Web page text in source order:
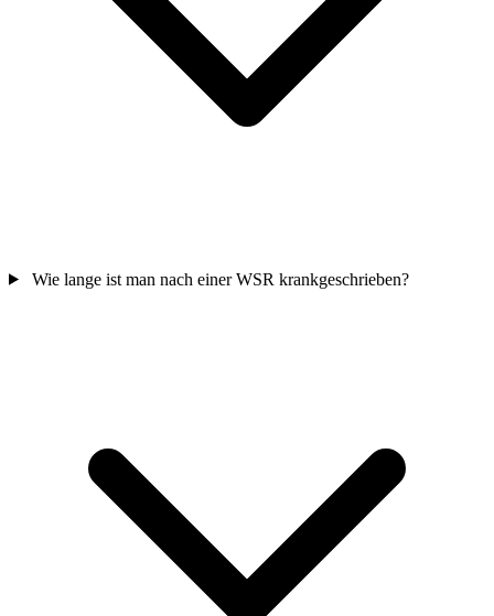
Wie lange ist man nach einer WSR krankgeschrieben?